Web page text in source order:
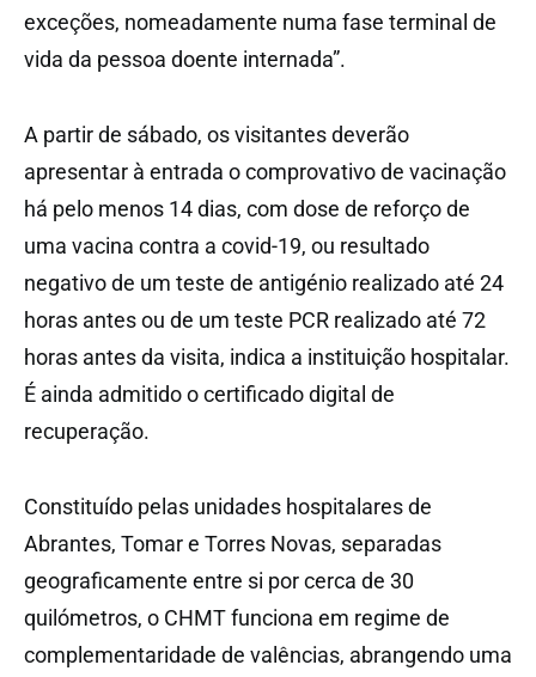
exceções, nomeadamente numa fase terminal de
vida da pessoa doente internada”.
A partir de sábado, os visitantes deverão
apresentar à entrada o comprovativo de vacinação
há pelo menos 14 dias, com dose de reforço de
uma vacina contra a covid-19, ou resultado
negativo de um teste de antigénio realizado até 24
horas antes ou de um teste PCR realizado até 72
horas antes da visita, indica a instituição hospitalar.
É ainda admitido o certificado digital de
recuperação.
Constituído pelas unidades hospitalares de
Abrantes, Tomar e Torres Novas, separadas
geograficamente entre si por cerca de 30
quilómetros, o CHMT funciona em regime de
complementaridade de valências, abrangendo uma